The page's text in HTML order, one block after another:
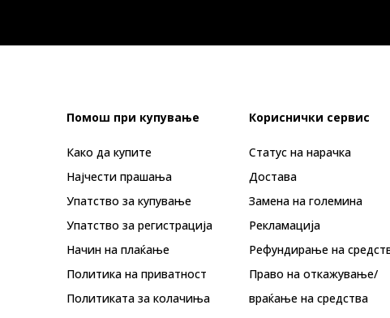
Помош при купување
Како да купите
Најчести прашања
Упатство за купување
Упатство за регистрација
Начин на плаќање
Политика на приватност
Политиката за колачиња
Кориснички сервис
Статус на нарачка
Достава
Замена на големина
Рекламациja
Рефундирање на
Право на откажување/
враќање на средства